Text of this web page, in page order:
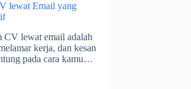
lewat Email yang
CV lewat email adalah
kerja, dan kesan
pada cara kamu…